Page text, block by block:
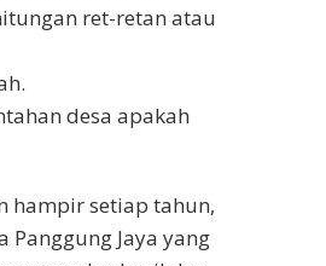
ret-retan atau
desa apakah
hampir setiap tahun,
Jaya yang